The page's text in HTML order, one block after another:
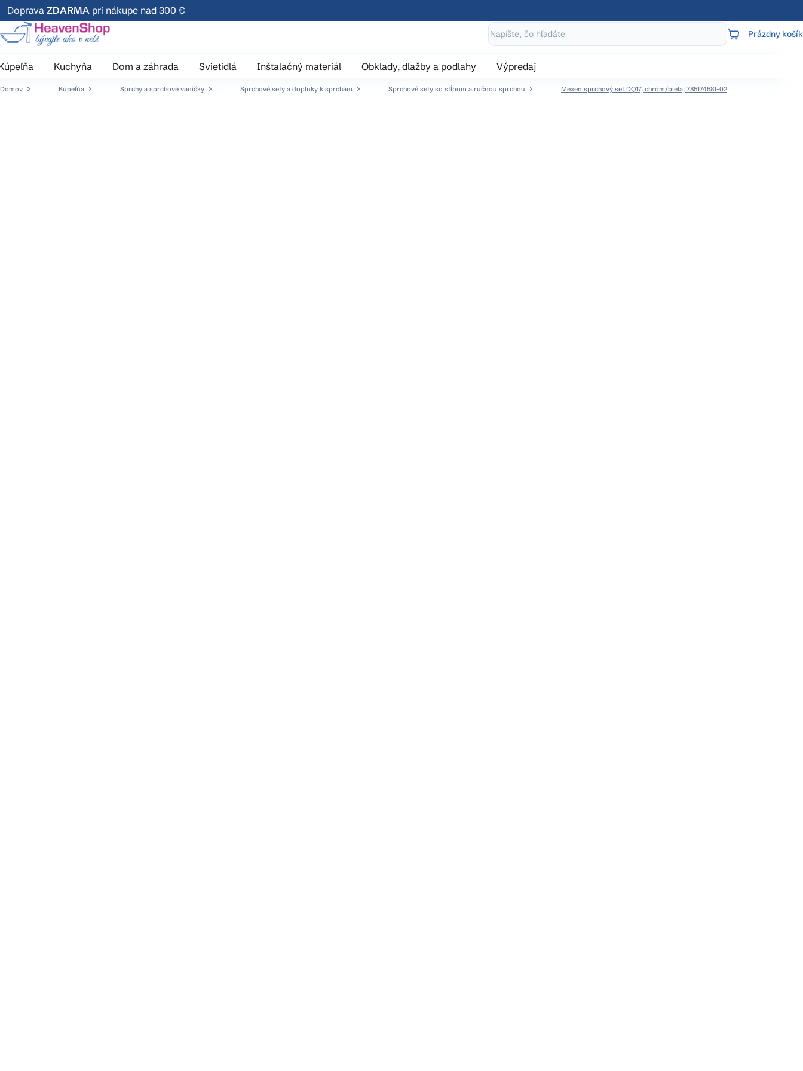
Prejsť
na
obsah
Doprava ZDARMA pri nákupe nad 300 €
NÁKUPNÝ
Prázdny košík
Kuchyňa Dom a záhrada Svietidlá Inštalačný materiál Obklady, dlažby a podlahy Výpredaj
Domov Kúpeľňa Sprchy a sprchové vaničky Sprchové sety a doplnky k sprchám Sprchové sety so stĺpom a ručnou sprchou Mexen sprchový set DQ17, chróm/biela, 785174581-02